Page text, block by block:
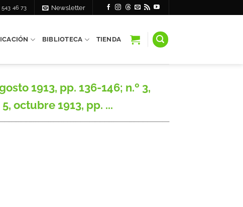
543 46 73 Newsletter
BIBLIOTECA TIENDA
1913, pp. 136-146; n.º 3,
octubre 1913, pp. ...